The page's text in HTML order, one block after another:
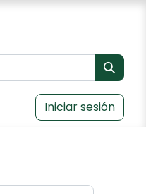
Iniciar sesión